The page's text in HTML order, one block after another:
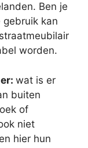
Ben je
gebruik kan
worden.
wat is er
buiten
of
niet
hier hun